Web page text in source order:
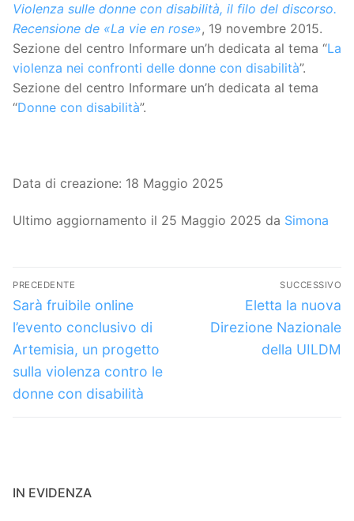
Violenza sulle donne con disabilità, il filo del discorso.
Recensione de «La vie en rose», 19 novembre 2015.
Sezione del centro Informare un’h dedicata al tema “La
violenza nei confronti delle donne con disabilità”.
Sezione del centro Informare un’h dedicata al tema
“Donne con disabilità”.
Data di creazione: 18 Maggio 2025
Ultimo aggiornamento il 25 Maggio 2025 da Simona
Navigazione
articoli
PRECEDENTE
Articolo
precedente:
Sarà fruibile online
l’evento conclusivo di
Artemisia, un progetto
sulla violenza contro le
donne con disabilità
SUCCESSIVO
Articolo
successivo:
Eletta la nuova
Direzione Nazionale
della UILDM
IN EVIDENZA